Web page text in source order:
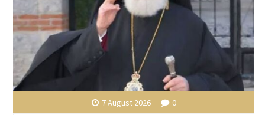
7 August 2026 0